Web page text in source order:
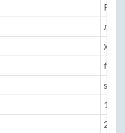
Fiat
fiat
1.1
2004